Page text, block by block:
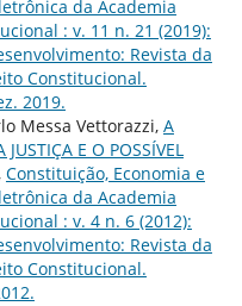
da Academia
: v. 11 n. 21 (2019):
Revista da
Constitucional.
2019.
Messa Vettorazzi, A
JUSTIÇA E O POSSÍVEL
Constituição, Economia e
da Academia
: v. 4 n. 6 (2012):
Revista da
Constitucional.